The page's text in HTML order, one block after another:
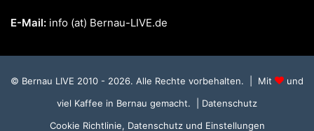
E-Mail: info (at) Bernau-LIVE.de
© Bernau LIVE 2010 - 2026. Alle Rechte vorbehalten. | Mit
und
viel Kaffee in Bernau gemacht.
| Datenschutz
Cookie Richtlinie, Datenschutz und Einstellungen